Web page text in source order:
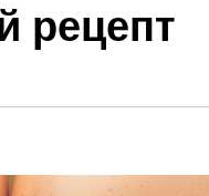
рецепт